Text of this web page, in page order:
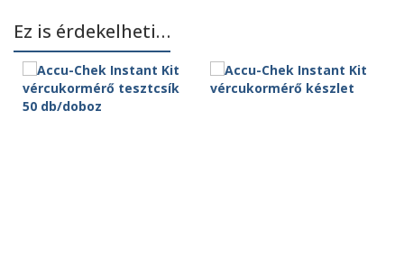
Ez is érdekelheti…